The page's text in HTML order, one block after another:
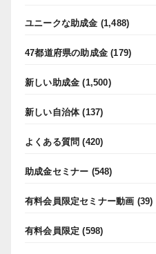
ユニークな助成金 (1,488)
47都道府県の助成金 (179)
新しい助成金 (1,500)
新しい自治体(137)
よくある質問 (420)
助成金セミナー (548)
有料会員限定セミナー動画 (39)
有料会員限定 (598)